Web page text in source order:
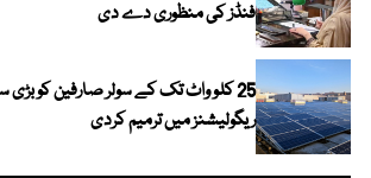
فنڈز کی منظوری دے دی
25 کلو واٹ تک کے سولر صارفین کو بڑی
ریگولیشنز میں ترمیم کردی